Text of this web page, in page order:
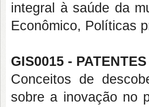
integral à saúde da
Econômico, Políticas
GIS0015 -
Conceitos de
sobre a inovação no